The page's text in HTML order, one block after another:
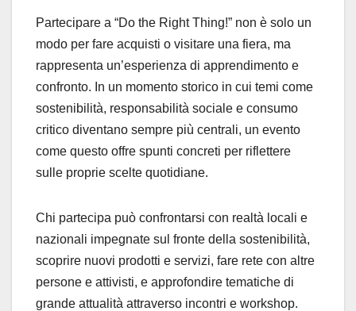
Partecipare a “Do the Right Thing!” non è solo un
modo per fare acquisti o visitare una fiera, ma
rappresenta un’esperienza di apprendimento e
confronto. In un momento storico in cui temi come
sostenibilità, responsabilità sociale e consumo
critico diventano sempre più centrali, un evento
come questo offre spunti concreti per riflettere
sulle proprie scelte quotidiane.
Chi partecipa può confrontarsi con realtà locali e
nazionali impegnate sul fronte della sostenibilità,
scoprire nuovi prodotti e servizi, fare rete con altre
persone e attivisti, e approfondire tematiche di
grande attualità attraverso incontri e workshop.